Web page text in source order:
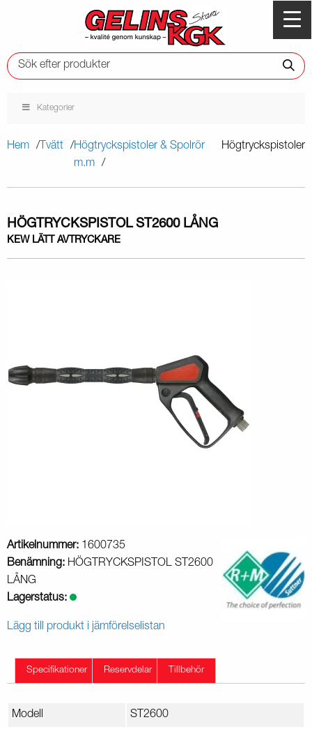
Kategorier
Hem Tvätt
Högtryckspistoler & Spolrör
m.m
Högtryckspistoler
HÖGTRYCKSPISTOL ST2600 LÅNG
KEW LÄTT AVTRYCKARE
Artikelnummer: 1600735
Benämning: HÖGTRYCKSPISTOL ST2600
LÅNG
Lagerstatus:
Lägg till produkt i jämförelselistan
Specifikationer Reservdelar Tillbehör
Modell ST2600